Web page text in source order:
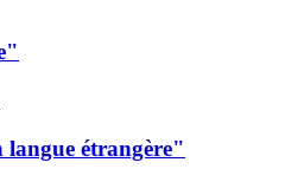
langue étrangère"